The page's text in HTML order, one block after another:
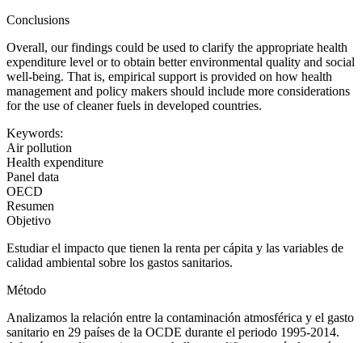
Conclusions
Overall, our findings could be used to clarify the appropriate health
expenditure level or to obtain better environmental quality and social
well-being. That is, empirical support is provided on how health
management and policy makers should include more considerations
for the use of cleaner fuels in developed countries.
Keywords:
Air pollution
Health expenditure
Panel data
OECD
Resumen
Objetivo
Estudiar el impacto que tienen la renta per cápita y las variables de
calidad ambiental sobre los gastos sanitarios.
Método
Analizamos la relación entre la contaminación atmosférica y el gasto
sanitario en 29 países de la OCDE durante el periodo 1995-2014.